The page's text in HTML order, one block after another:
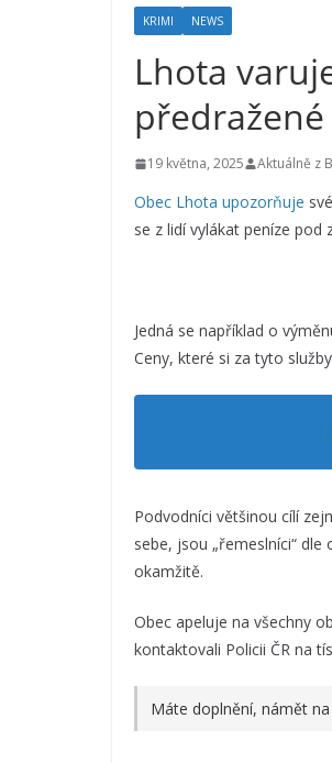
KRIMI NEWS
Lhota
19 května, 2025 Aktuálně z
Obec Lhota upozorňuje
se z lidí vylákat peníze pod
Jedná se například o
Ceny, které si za tyto
Podvodníci většinou cílí
sebe, jsou „řemeslníci“
okamžitě.
Obec apeluje na všechny
kontaktovali Policii ČR na
Máte doplnění, námět